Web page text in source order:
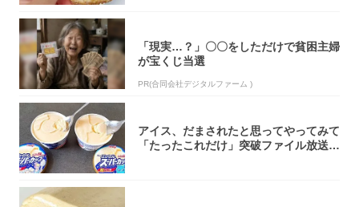
「現実…？」〇〇をしただけで貧困主婦
が宝くじ当選
PR(合同会社デジタルファーム )
アイス、だまされたと思ってやってみて
「たったこれだけ」突破ファイル放送で